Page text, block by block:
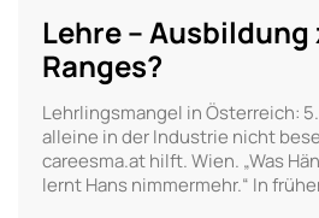
Lehre –
Ranges?
Lehrlingsmangel in Österreich:
alleine in der Industrie nicht
careesma.at hilft. Wien. „Was
lernt Hans nimmermehr.“ In